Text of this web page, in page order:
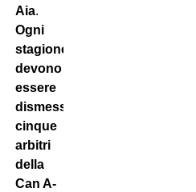
Aia.
Ogni
stagione
devono
essere
dismessi
cinque
arbitri
della
Can A-